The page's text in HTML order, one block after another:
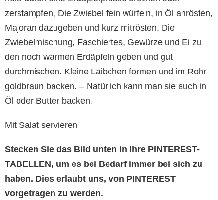
zerstampfen, Die Zwiebel fein würfeln, in Öl anrösten,
Majoran dazugeben und kurz mitrösten. Die
Zwiebelmischung, Faschiertes, Gewürze und Ei zu
den noch warmen Erdäpfeln geben und gut
durchmischen. Kleine Laibchen formen und im Rohr
goldbraun backen. – Natürlich kann man sie auch in
Öl oder Butter backen.
Mit Salat servieren
Stecken Sie das Bild unten in Ihre PINTEREST-
TABELLEN, um es bei Bedarf immer bei sich zu
haben. Dies erlaubt uns, von PINTEREST
vorgetragen zu werden.